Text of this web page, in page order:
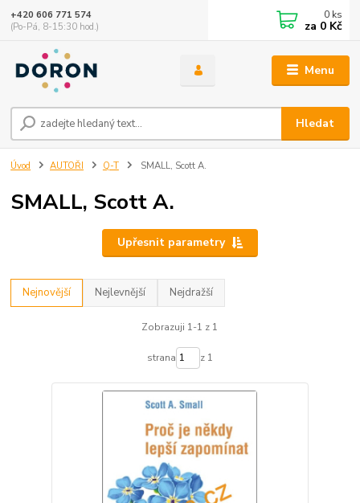
Menu
Hledat
+420 606 771 574
(Po-Pá, 8-15:30 hod.)
0 ks
za 0 Kč
Úvod AUTOŘI Q-T SMALL, Scott A.
SMALL, Scott A.
Upřesnit parametry
Nejnovější Nejlevnější Nejdražší
Zobrazuji 1-1 z 1
strana z 1